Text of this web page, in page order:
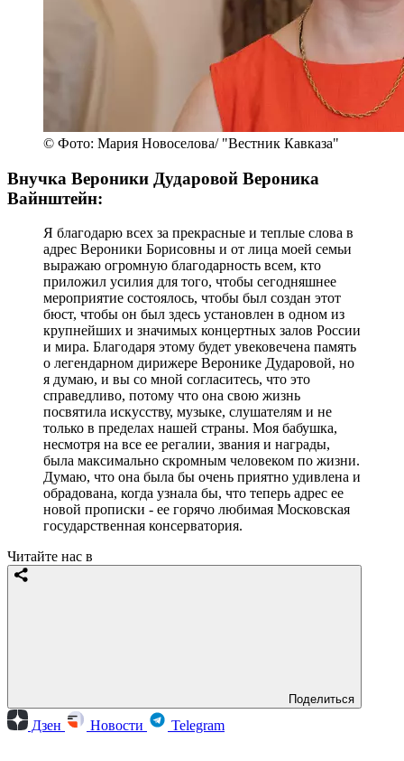
© Фото: Мария Новоселова/ "Вестник Кавказа"
Внучка Вероники Дударовой Вероника
Вайнштейн:
Я благодарю всех за прекрасные и теплые слова в
адрес Вероники Борисовны и от лица моей семьи
выражаю огромную благодарность всем, кто
приложил усилия для того, чтобы сегодняшнее
мероприятие состоялось, чтобы был создан этот
бюст, чтобы он был здесь установлен в одном из
крупнейших и значимых концертных залов России
и мира. Благодаря этому будет увековечена память
о легендарном дирижере Веронике Дударовой, но
я думаю, и вы со мной согласитесь, что это
справедливо, потому что она свою жизнь
посвятила искусству, музыке, слушателям и не
только в пределах нашей страны. Моя бабушка,
несмотря на все ее регалии, звания и награды,
была максимально скромным человеком по жизни.
Думаю, что она была бы очень приятно удивлена и
обрадована, когда узнала бы, что теперь адрес ее
новой прописки - ее горячо любимая Московская
государственная консерватория.
Читайте нас в
Поделиться
Дзен Новости Telegram